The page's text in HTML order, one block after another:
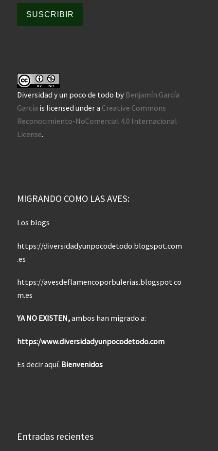
SUSCRIBIR
Diversidad y un poco de todo by Benjamín García
García is licensed under a Creative Commons
Reconocimiento-NoComercial 4.0 Internacional
License.
MIGRANDO COMO LAS AVES:
Los blogs
https://diversidadyunpocodetodo.blogspot.com
.es
https://avesdeflamencoporbulerias.blogspot.co
m.es
YA NO EXISTEN,ambos han migrado a:
https:/www.diversidadyunpocodetodo.com
Es decir aquí. Bienvenidos
Entradas recientes